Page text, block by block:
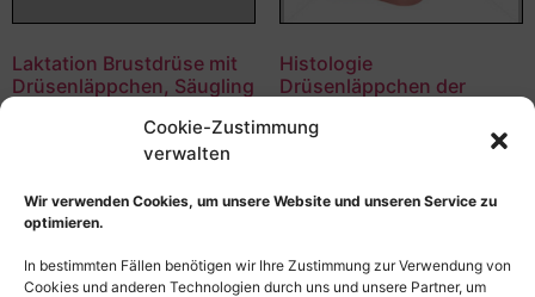
Cookie-Zustimmung
verwalten
Wir verwenden Cookies, um unsere Website und unseren Service zu
optimieren.
In bestimmten Fällen benötigen wir Ihre Zustimmung zur Verwendung von
Cookies und anderen Technologien durch uns und unsere Partner, um
Laktation Brustdrüse mit
Drüsenläppchen, Säugling
135,00€
Bildnummer: 3608
Histologie
Drüsenläppchen der
55,00